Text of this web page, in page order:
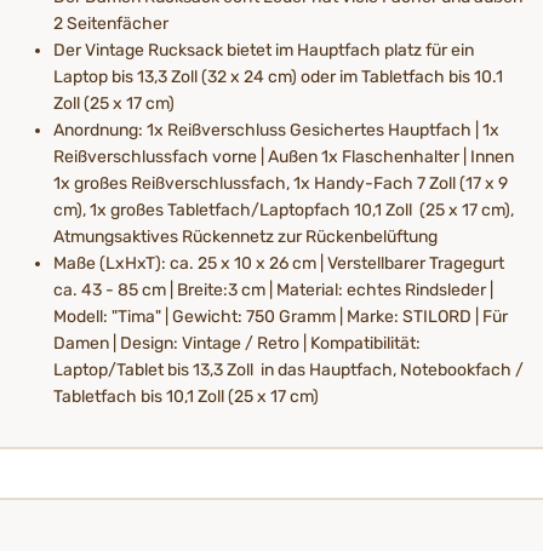
2 Seitenfächer
Der Vintage Rucksack bietet im Hauptfach platz für ein
Laptop bis 13,3 Zoll (32 x 24 cm) oder im Tabletfach bis 10.1
Zoll (25 x 17 cm)
Anordnung: 1x Reißverschluss Gesichertes Hauptfach | 1x
Reißverschlussfach vorne | Außen 1x Flaschenhalter | Innen
1x großes Reißverschlussfach, 1x Handy-Fach 7 Zoll (17 x 9
cm), 1x großes Tabletfach/Laptopfach 10,1 Zoll (25 x 17 cm),
Atmungsaktives Rückennetz zur Rückenbelüftung
Maße (LxHxT): ca. 25 x 10 x 26 cm | Verstellbarer Tragegurt
ca. 43 - 85 cm | Breite:3 cm | Material: echtes Rindsleder |
Modell: "Tima" | Gewicht: 750 Gramm | Marke: STILORD | Für
Damen | Design: Vintage / Retro | Kompatibilität:
Laptop/Tablet bis 13,3 Zoll in das Hauptfach, Notebookfach /
Tabletfach bis 10,1 Zoll (25 x 17 cm)